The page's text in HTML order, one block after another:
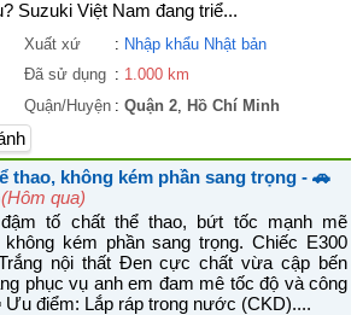
Suzuki Việt Nam đang triể...
Xuất xứ : Nhập khẩu Nhật bản
Đã sử dụng : 1.000 km
Quận/Huyện : Quận 2, Hồ Chí Minh
thao, không kém phần sang trọng - 🚗
(Hôm qua)
tố chất thể thao, bứt tốc mạnh mẽ
không kém phần sang trọng. Chiếc E300
nội thất Đen cực chất vừa cập bến
phục vụ anh em đam mê tốc độ và công
Ưu điểm: Lắp ráp trong nước (CKD)....